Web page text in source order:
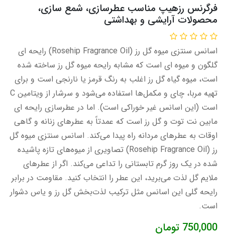
فرگرنس رزهیپ مناسب عطرسازی، شمع سازی،
محصولات آرایشی و بهداشتی
اسانس سنتزی میوه گل رز (Rosehip Fragrance Oil) رایحه ای
گلگون و میوه ای است که مشابه رایحه میوه گل رز ساخته شده
است، میوه گیاه گل رز اغلب به رنگ قرمز یا نارنجی است و برای
تهیه مربا، چای و مکمل‌ها استفاده می‌شود و سرشار از ویتامین C
است (این اسانس غیر خوراکی است). اما در عطرسازی رایحه ای
مابین نت توت و گل رز است که عمدتاً به عطرهای زنانه و گاهی
اوقات به عطرهای مردانه راه پیدا می‌کند. اسانس سنتزی میوه گل
رز (Rosehip Fragrance Oil) تصاویری از میوه‌های تازه پاشیده
شده در یک روز گرم تابستانی را تداعی می‌کند. اگر از عطرهای
ملایم گل لذت می‌برید، این عطر را انتخاب کنید. مقاومت در برابر
رایحه گلی این اسانس مثل ترکیب لذت‌بخش گل رز و یاس دشوار
است.
750,000 تومان